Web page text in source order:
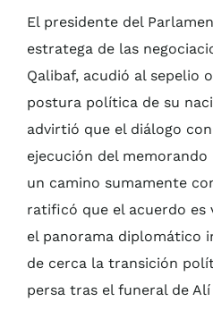
El presidente del
estratega de las
Qalibaf, acudió al sepelio
postura política de su
advirtió que el diálogo
ejecución del
un camino sumamente
ratificó que el acuerdo es
el panorama diplomático
de cerca la transición
persa tras el funeral de